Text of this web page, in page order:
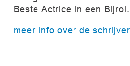
Beste Actrice in een Bijrol.
meer info over de schrijver